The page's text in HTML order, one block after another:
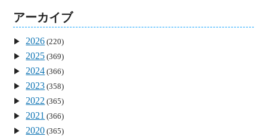
アーカイブ
2026 (220)
2025 (369)
2024 (366)
2023 (358)
2022 (365)
2021 (366)
2020 (365)